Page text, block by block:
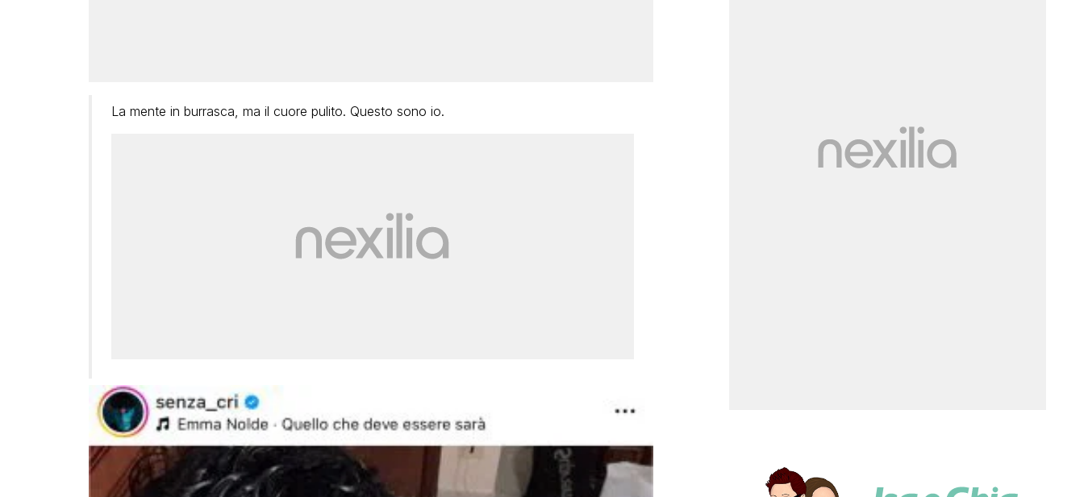
La mente in burrasca, ma il cuore pulito. Questo sono io.